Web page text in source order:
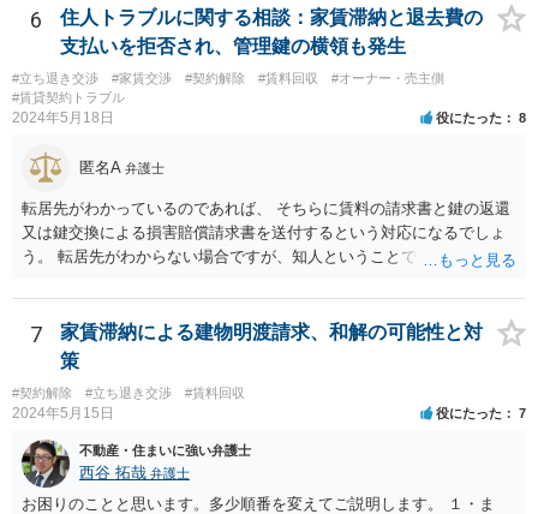
6
住人トラブルに関する相談：家賃滞納と退去費の
支払いを拒否され、管理鍵の横領も発生
#立ち退き交渉 #家賃交渉 #契約解除 #賃料回収
#オーナー・売主側
#賃貸契約トラブル
2024年5月18日 役にたった 8
匿名A 弁護士
転居先がわかっているのであれば、 そちらに賃料の請求書と鍵の返還
又は鍵交換による損害賠償請求書を送付するという対応になるでしょ
う。 転居先がわからない場合ですが、知人ということで、連絡がつく
で、適切な対応が望めない場合は、債権回収を弁護士に依頼すること
をご検討ください。
7
家賃滞納による建物明渡請求、和解の可能性と対
策
#契約解除 #立ち退き交渉 #賃料回収
2024年5月15日 役にたった 7
不動産・住まいに強い弁護士
西谷 拓哉 弁護士
お困りのことと思います。多少順番を変えてご説明します。 １・ま